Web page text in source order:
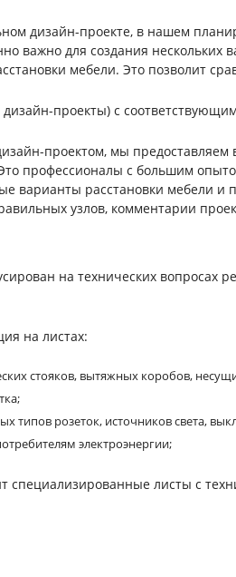
дизайн-проекте, в нашем
важно для создания
мебели. Это позволит
дизайн-проекты) с
проектом, мы
профессионалы с большим
варианты расстановки мебели
узлов, комментарии
на технических вопросах
на листах:
стояков, вытяжных коробов,
типов розеток, источников света,
электроэнергии;
специализированные листы с